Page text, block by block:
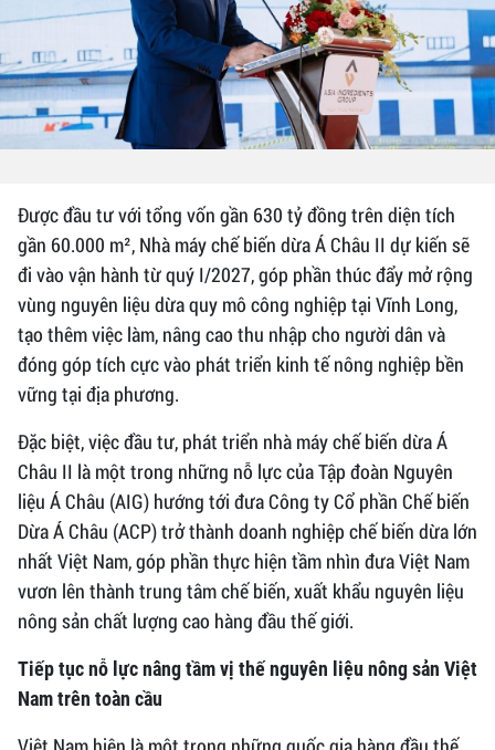
Được đầu tư với tổng vốn gần 630 tỷ đồng trên diện tích
gần 60.000 m², Nhà máy chế biến dừa Á Châu II dự kiến sẽ
đi vào vận hành từ quý I/2027, góp phần thúc đẩy mở rộng
vùng nguyên liệu dừa quy mô công nghiệp tại Vĩnh Long,
tạo thêm việc làm, nâng cao thu nhập cho người dân và
đóng góp tích cực vào phát triển kinh tế nông nghiệp bền
vững tại địa phương.
Đặc biệt, việc đầu tư, phát triển nhà máy chế biến dừa Á
Châu II là một trong những nỗ lực của Tập đoàn Nguyên
liệu Á Châu (AIG) hướng tới đưa Công ty Cổ phần Chế biến
Dừa Á Châu (ACP) trở thành doanh nghiệp chế biến dừa lớn
nhất Việt Nam, góp phần thực hiện tầm nhìn đưa Việt Nam
vươn lên thành trung tâm chế biến, xuất khẩu nguyên liệu
nông sản chất lượng cao hàng đầu thế giới.
Tiếp tục nỗ lực nâng tầm vị thế nguyên liệu nông sản Việt
Nam trên toàn cầu